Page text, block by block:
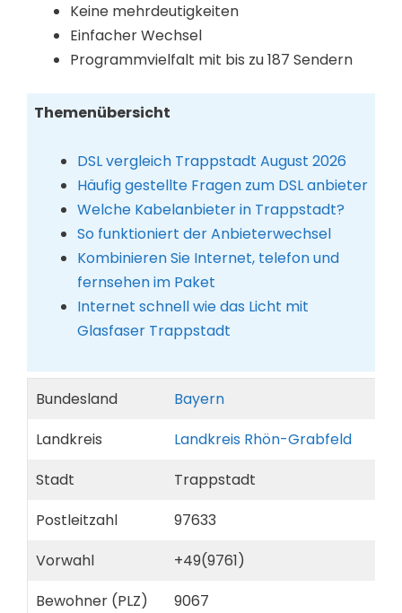
Keine mehrdeutigkeiten
Einfacher Wechsel
Programmvielfalt mit bis zu 187 Sendern
Themenübersicht
DSL vergleich Trappstadt August 2026
Häufig gestellte Fragen zum DSL anbieter
Welche Kabelanbieter in Trappstadt?
So funktioniert der Anbieterwechsel
Kombinieren Sie Internet, telefon und
fernsehen im Paket
Internet schnell wie das Licht mit
Glasfaser Trappstadt
Bundesland
Bayern
Landkreis
Landkreis Rhön-Grabfeld
Stadt
Trappstadt
Postleitzahl
97633
Vorwahl
+49(9761)
Bewohner (PLZ)
9067